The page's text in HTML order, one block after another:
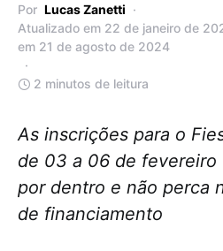
Por Lucas Zanetti
Atualizado em 22 de janeiro de
em 21 de agosto de 2024
2 minutos de leitura
As inscrições para o
de 03 a 06 de fevereiro
por dentro e não perca
de financiamento